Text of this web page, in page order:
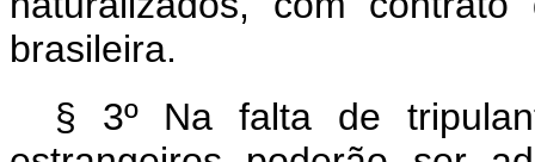
brasileira.
§ 3º Na falta de